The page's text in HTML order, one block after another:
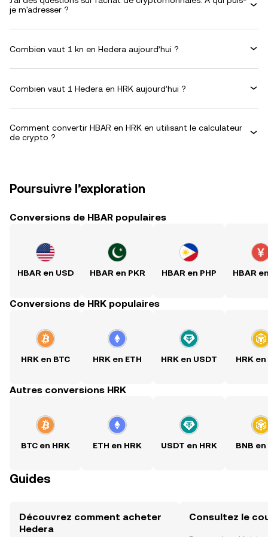
je m'adresser ?
Combien vaut 1 kn en Hedera aujourd’hui ?
Combien vaut 1 Hedera en HRK aujourd’hui ?
Comment convertir HBAR en HRK en utilisant le calculateur
de crypto ?
Poursuivre l’exploration
Conversions de HBAR populaires
HBAR en USD HBAR en PKR HBAR en PHP HBAR
Conversions de HRK populaires
HRK en BTC HRK en ETH HRK en USDT HRK en
Autres conversions HRK
BTC en HRK ETH en HRK USDT en HRK BNB en
Guides
Découvrez comment acheter
Hedera
Consultez le